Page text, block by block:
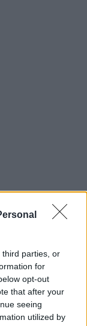
third parties, or
for
opt-out
that after your
seeing
utilized by